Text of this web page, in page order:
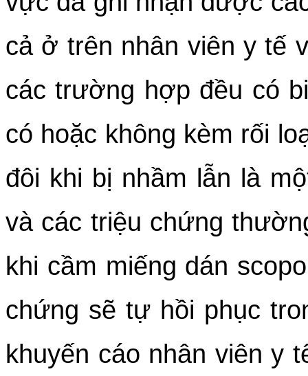
cả ở trên nhân viên y tế
các trường hợp đều có
có hoặc không kèm rối
đôi khi bị nhầm lẫn là
và các triệu chứng
khi cầm miếng dán
chứng sẽ tự hồi phục
khuyến cáo nhân viên y